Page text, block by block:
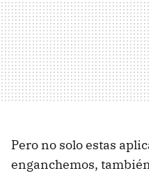
Pero no solo estas
enganchemos,